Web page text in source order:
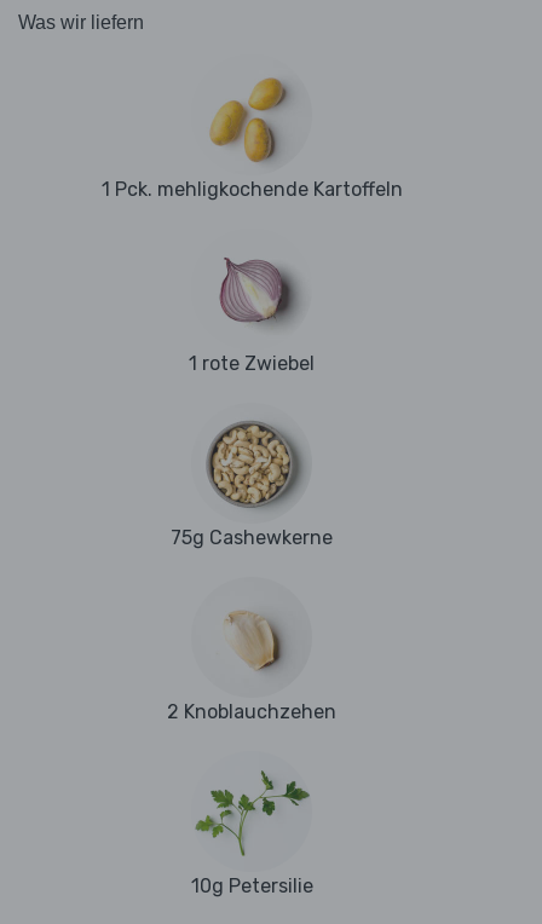
Was wir liefern
1 Pck. mehligkochende Kartoffeln
1 rote Zwiebel
75g Cashewkerne
2 Knoblauchzehen
10g Petersilie